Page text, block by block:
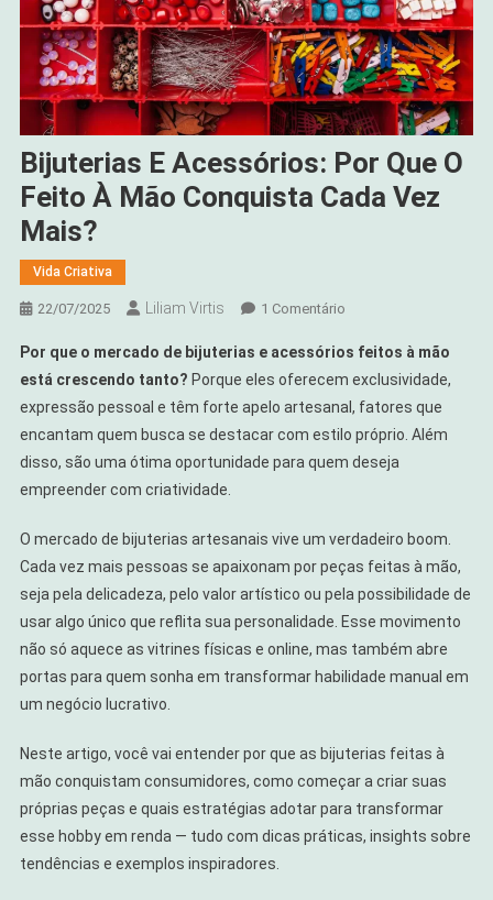
Bijuterias E Acessórios: Por Que O
Feito À Mão Conquista Cada Vez
Mais?
Vida Criativa
22/07/2025 Liliam Virtis 1 ComentárioEm
E
Acessórios:
Por
Que
O
Mão
Conquista
Cada
Por que o mercado de bijuterias e acessórios feitos à mão
está crescendo tanto? Porque eles oferecem exclusividade,
expressão pessoal e têm forte apelo artesanal, fatores que
encantam quem busca se destacar com estilo próprio. Além
disso, são uma ótima oportunidade para quem deseja
empreender com criatividade.
O mercado de bijuterias artesanais vive um verdadeiro boom.
Cada vez mais pessoas se apaixonam por peças feitas à mão,
seja pela delicadeza, pelo valor artístico ou pela possibilidade de
usar algo único que reflita sua personalidade. Esse movimento
não só aquece as vitrines físicas e online, mas também abre
portas para quem sonha em transformar habilidade manual em
um negócio lucrativo.
Neste artigo, você vai entender por que as bijuterias feitas à
mão conquistam consumidores, como começar a criar suas
próprias peças e quais estratégias adotar para transformar
esse hobby em renda — tudo com dicas práticas, insights sobre
tendências e exemplos inspiradores.